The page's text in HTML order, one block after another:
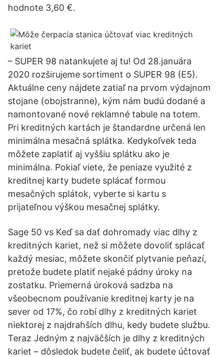
hodnote 3,60 €.
– SUPER 98 natankujete aj tu! Od 28.januára
2020 rozširujeme sortiment o SUPER 98 (E5).
Aktuálne ceny nájdete zatiaľ na prvom výdajnom
stojane (obojstranne), kým nám budú dodané a
namontované nové reklamné tabule na totem.
Pri kreditných kartách je štandardne určená len
minimálna mesačná splátka. Kedykoľvek teda
môžete zaplatiť aj vyššiu splátku ako je
minimálna. Pokiaľ viete, že peniaze využité z
kreditnej karty budete splácať formou
mesačných splátok, vyberte si kartu s
prijateľnou výškou mesačnej splátky.
Sage 50 vs Keď sa dať dohromady viac dlhy z
kreditných kariet, než si môžete dovoliť splácať
každý mesiac, môžete skončiť plytvanie peňazí,
pretože budete platiť nejaké pádny úroky na
zostatku. Priemerná úroková sadzba na
všeobecnom používanie kreditnej karty je na
sever od 17%, čo robí dlhy z kreditných kariet
niektorej z najdrahších dlhu, kedy budete službu.
Teraz Jedným z najväčších je dlhy z kreditných
kariet – dôsledok budete čeliť, ak budete účtovať